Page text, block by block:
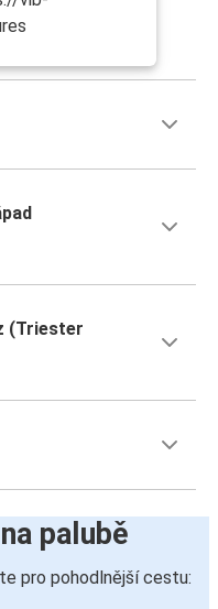
(Triester
palubě
pro pohodlnější cestu: